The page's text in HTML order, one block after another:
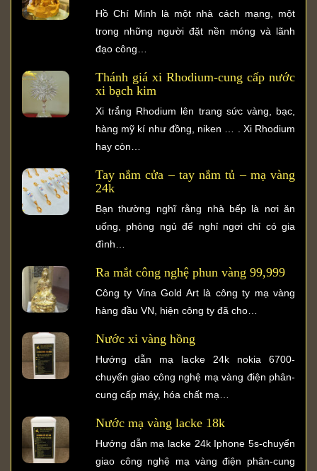
Hồ Chí Minh là một nhà cách mạng, một
trong những người đặt nền móng và lãnh
đạo công…
Thánh giá xi Rhodium-cung cấp nước
xi bạch kim
Xi trắng Rhodium lên trang sức vàng, bạc,
hàng mỹ kí như đồng, niken … . Xi Rhodium
hay còn…
Tay nắm cửa – tay nắm tủ – mạ vàng
24k
Bạn thường nghĩ rằng nhà bếp là nơi ăn
uống, phòng ngủ để nghỉ ngơi chỉ có gia
đình…
Ra mắt công nghệ phun vàng 99,999
Công ty Vina Gold Art là công ty mạ vàng
hàng đầu VN, hiện công ty đã cho…
Nước xi vàng hồng
Hướng dẫn mạ lacke 24k nokia 6700-
chuyển giao công nghệ mạ vàng điện phân-
cung cấp máy, hóa chất mạ…
Nước mạ vàng lacke 18k
Hướng dẫn mạ lacke 24k Iphone 5s-chuyển
giao công nghệ mạ vàng điện phân-cung